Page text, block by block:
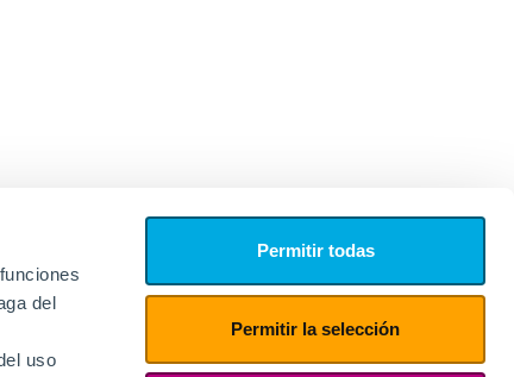
del
uso
Permitir todas
Permitir la selección